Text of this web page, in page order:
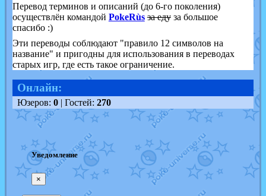
Перевод терминов и описаний (до 6-го поколения)
осуществлён командой PokeRùs за едуза большое
спасибо :)
Эти переводы соблюдают "правило 12 символов на
название" и пригодны для использования в переводах
старых игр, где есть такое ограничение.
Онлайн:
Юзеров: 0| Гостей: 270
Уведомление
×